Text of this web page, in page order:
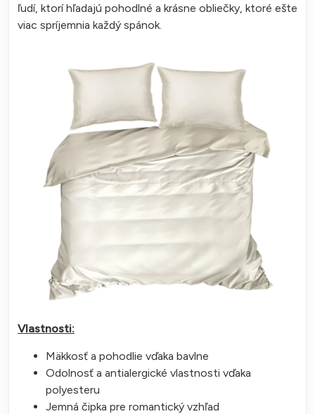
ľudí, ktorí hľadajú pohodlné a krásne obliečky, ktoré ešte
viac spríjemnia každý spánok.
Vlastnosti:
Mäkkosť a pohodlie vďaka bavlne
Odolnosť a antialergické vlastnosti vďaka
polyesteru
Jemná čipka pre romantický vzhľad